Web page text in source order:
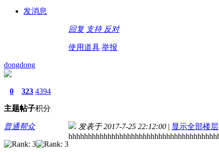
发消息
回复 支持 反对
使用道具 举报
dongdong
0
主题
323
帖子
4394
积分
普通帮众 发表于 2017-7-25 22:12:00 | 显示全部楼层